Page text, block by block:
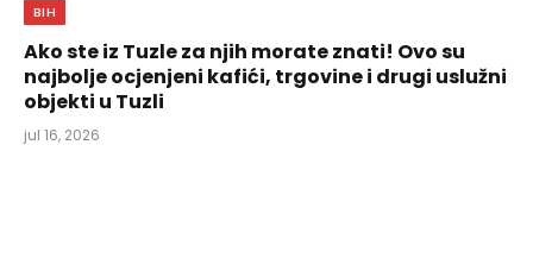
BIH
Ako ste iz Tuzle za njih morate znati! Ovo su
najbolje ocjenjeni kafići, trgovine i drugi uslužni
objekti u Tuzli
jul 16, 2026